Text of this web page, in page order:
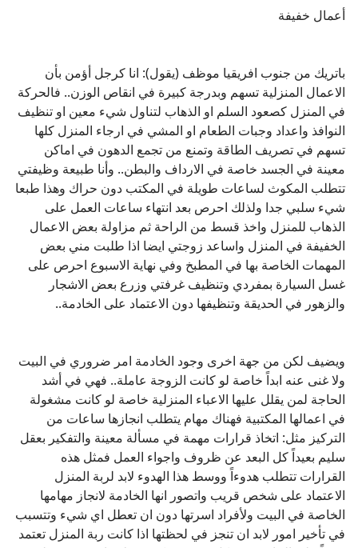
أعمال خفيفة
باتريك من جنوب افريقيا موظف (يقول): انا كرجل أؤمن بأن
الاعمال المنزلية تسهم وبدرجة كبيرة في انقاص الوزن.. فالحركة
في المنزل كصعود السلم او الذهاب لتناول شيء معين او تنظيف
النوافذ واعداد وجبات الطعام او المشي في ارجاء المنزل كلها
تسهم في تصريف الطاقة وتمنع من تجمع الدهون في اماكن
معينة في الجسد خاصة في الارداف والبطن.. وأنا طبيعة وظيفتي
تتطلب المكوث لساعات طويلة في المكتب دون حراك وهذا طبعا
شيء سلبي جدا ولذلك احرص بعد انتهاء ساعات العمل على
الذهاب للمنزل واخذ قسط من الراحة ثم مزاولة بعض الاعمال
الخفيفة في المنزل واساعد زوجتي ايضا اذا طلبت مني بعض
المهمات الخاصة بها في المطبخ وفي نهاية الاسبوع احرص على
غسل السيارة بمفردي وتنظيف غرفتي وزرع بعض الاشجار
والزهور في الحديقة وتنظيفها دون الاعتماد على الخادمة..
ويضيف لكن من جهة اخرى وجود الخادمة امر ضروري في البيت
ولا غنى عنه ابداً خاصة لو كانت الزوجة عاملة.. فهي في أشد
الحاجة لمن يقلل عليها الاعباء المنزلية خاصة لو كانت مشغولة
في اعمالها المكتبية فهناك مهام يتطلب انجازها ساعات من
التركيز مثل: اتخاذ قرارات مهمة في مسألة معينة والتفكير بعقل
سليم بعيداً كل البعد عن ظروف واجواء العمل فمثل هذه
القرارات تتطلب هدوءاً ووسط هذا الهدوء لابد لربة المنزل
الاعتماد على شخص قريب واتصور انها الخادمة لانجاز مهامها
الخاصة في البيت ولأفراد اسرتها دون ان تعطل اي شيء وتتسبب
في تأخير امور لابد ان تنجز في لحظتها اذا كانت ربة المنزل تعتمد